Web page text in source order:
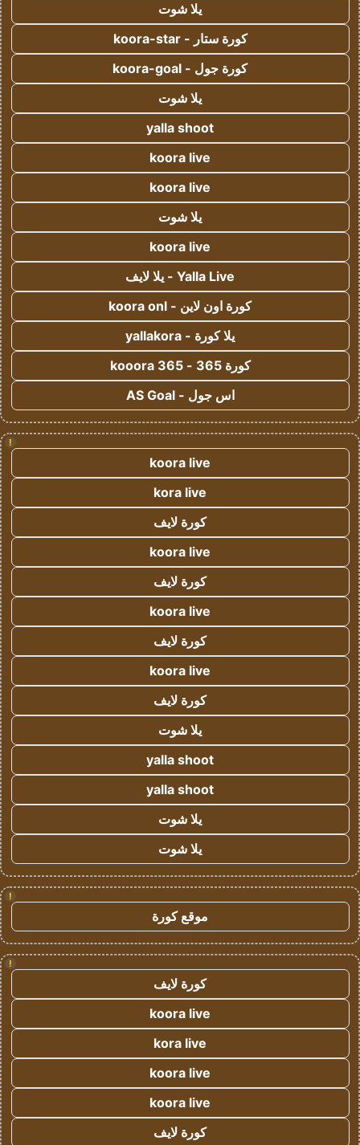
يلا شوت
كورة ستار - koora-star
كورة جول - koora-goal
يلا شوت
yalla shoot
koora live
koora live
يلا شوت
koora live
Yalla Live - يلا لايف
كورة اون لاين - koora onl
يلا كورة - yallakora
كورة 365 - kooora 365
اس جول - AS Goal
!
koora live
kora live
كورة لايف
koora live
كورة لايف
koora live
كورة لايف
koora live
كورة لايف
يلا شوت
yalla shoot
yalla shoot
يلا شوت
يلا شوت
!
موقع كورة
!
كورة لايف
koora live
kora live
koora live
koora live
كورة لايف